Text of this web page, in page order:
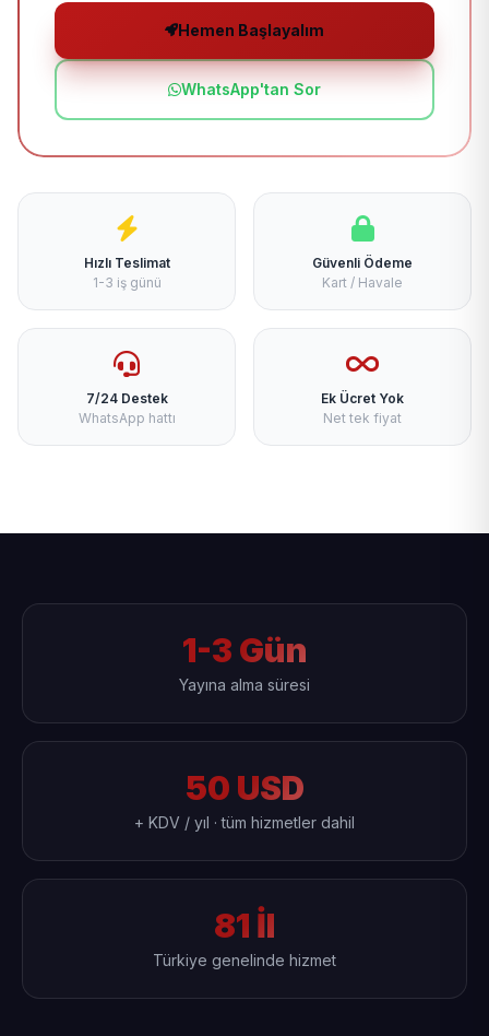
Hemen Başlayalım
WhatsApp'tan Sor
Hızlı Teslimat
1-3 iş günü
Güvenli Ödeme
Kart / Havale
7/24 Destek
WhatsApp hattı
Ek Ücret Yok
Net tek fiyat
1-3 Gün
Yayına alma süresi
50 USD
+ KDV / yıl · tüm hizmetler dahil
81 İl
Türkiye genelinde hizmet